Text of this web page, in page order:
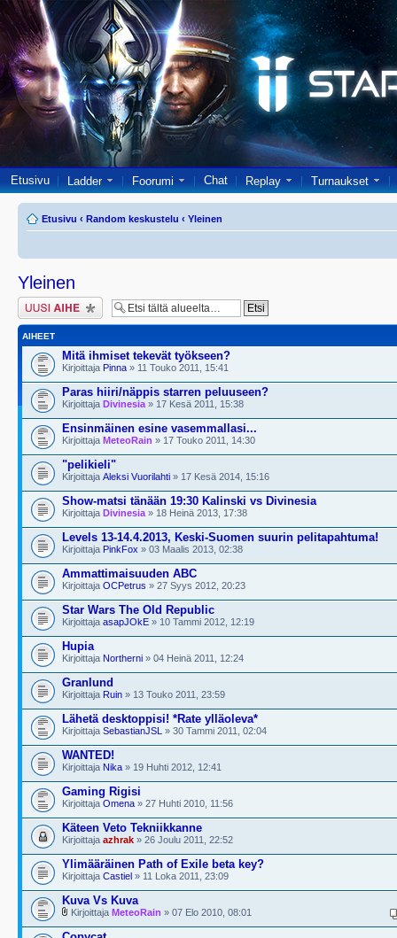
Etusivu Ladder Foorumi Chat Replay Turnaukset
Etusivu ‹ Random keskustelu ‹ Yleinen
Yleinen
Lähetä uusi viesti
AIHEET
Mitä ihmiset tekevät työkseen?
Kirjoittaja Pinna » 11 Touko 2011, 15:41
Paras hiiri/näppis starren peluuseen?
Kirjoittaja Divinesia » 17 Kesä 2011, 15:38
Ensinmäinen esine vasemmallasi...
Kirjoittaja MeteoRain » 17 Touko 2011, 14:30
"pelikieli"
Kirjoittaja Aleksi Vuorilahti » 17 Kesä 2014, 15:16
Show-matsi tänään 19:30 Kalinski vs Divinesia
Kirjoittaja Divinesia » 18 Heinä 2013, 17:38
Levels 13-14.4.2013, Keski-Suomen suurin pelitapahtuma!
Kirjoittaja PinkFox » 03 Maalis 2013, 02:38
Ammattimaisuuden ABC
Kirjoittaja OCPetrus » 27 Syys 2012, 20:23
Star Wars The Old Republic
Kirjoittaja asapJOkE » 10 Tammi 2012, 12:19
Hupia
Kirjoittaja Northerni » 04 Heinä 2011, 12:24
Granlund
Kirjoittaja Ruin » 13 Touko 2011, 23:59
Lähetä desktoppisi! *Rate ylläoleva*
Kirjoittaja SebastianJSL » 30 Tammi 2011, 02:04
WANTED!
Kirjoittaja Nika » 19 Huhti 2012, 12:41
Gaming Rigisi
Kirjoittaja Omena » 27 Huhti 2010, 11:56
Käteen Veto Tekniikkanne
Kirjoittaja azhrak » 26 Joulu 2011, 22:52
Ylimääräinen Path of Exile beta key?
Kirjoittaja Castiel » 11 Loka 2011, 23:09
Kuva Vs Kuva
Kirjoittaja MeteoRain » 07 Elo 2010, 08:01